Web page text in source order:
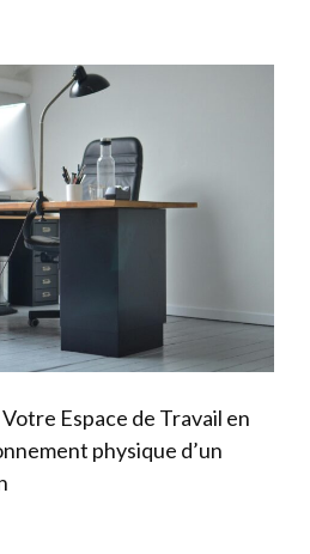
Espace de Travail en
physique d’un